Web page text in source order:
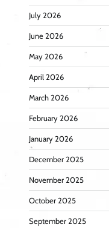
July 2026
June 2026
May 2026
April 2026
March 2026
February 2026
January 2026
December 2025
November 2025
October 2025
September 2025